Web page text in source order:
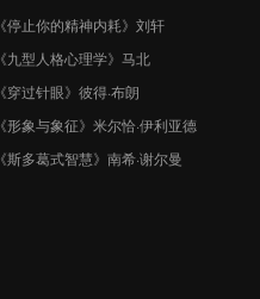
《停止你的精神内耗》刘轩
《九型人格心理学》马北
《穿过针眼》彼得·布朗
《形象与象征》米尔恰·伊利亚德
《斯多葛式智慧》南希·谢尔曼